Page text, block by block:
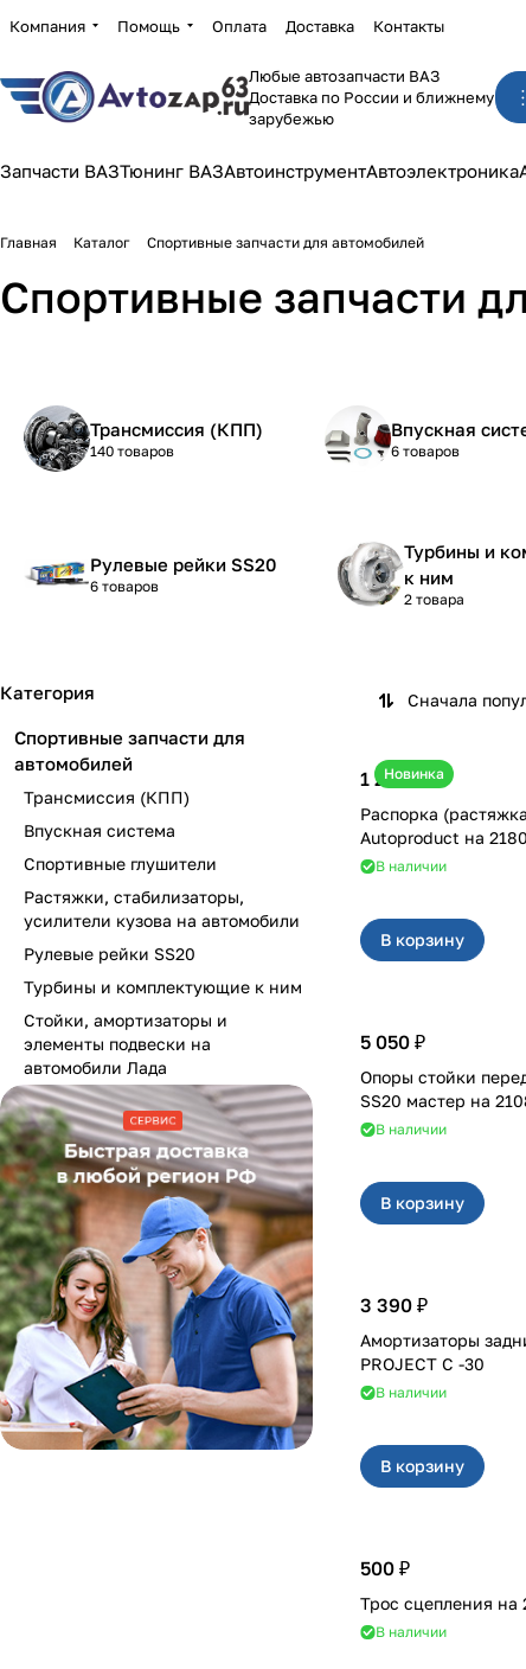
Компания Помощь Оплата Доставка Контакты
Любые автозапчасти ВАЗ
Доставка по России и ближнему
зарубежью
Запчасти ВАЗТюнинг ВАЗАвтоинструментАвтоэлектроника
Главная Каталог Спортивные запчасти для автомобилей
Спортивные запчасти
Трансмиссия (КПП)
140 товаров
Впускная
6 товаров
Рулевые рейки SS20
6 товаров
Турбины и
к ним
2 товара
Сначала
Новинка
1 250 ₽
Распорка
Autoproduct на 2180
В наличии
В корзину
5 050 ₽
Опоры стойки
SS20
В наличии
В корзину
3 390 ₽
Амортизаторы задние
PROJECT С -30
В наличии
В корзину
500 ₽
В наличии
Категория
Спортивные запчасти для
автомобилей
Трансмиссия (КПП)
Впускная система
Спортивные глушители
Растяжки, стабилизаторы,
усилители кузова на автомобили
Рулевые рейки SS20
Турбины и комплектующие к ним
Стойки, амортизаторы и
элементы подвески на
автомобили Лада